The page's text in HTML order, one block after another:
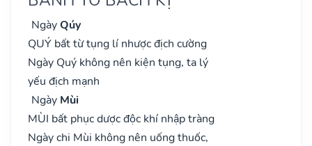
NgàyQúy
QUÝ bất từ tụng lí nhược địch cường
Ngày Quý không nên kiện tụng, ta lý
yếu địch mạnh
Ngày Mùi
MÙI bất phục dược độc khí nhập tràng
Ngày chi Mùi không nên uống thuốc,